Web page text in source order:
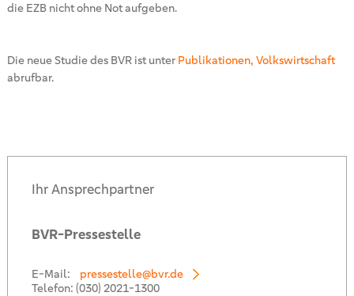
die EZB nicht ohne Not aufgeben.
Die neue Studie des BVR ist unter Publikationen, Volkswirtschaft
abrufbar.
Ihr Ansprechpartner
BVR-Pressestelle
E-Mail:
pressestelle@bvr.de
Telefon: (030) 2021-1300